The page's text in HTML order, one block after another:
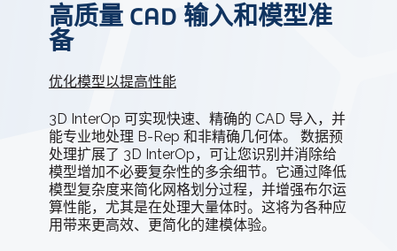
高质量 CAD 输入和模型准
备
优化模型以提高性能
3D InterOp 可实现快速、精确的 CAD 导入，并
能专业地处理 B-Rep 和非精确几何体。 数据预
处理扩展了 3D InterOp，可让您识别并消除给
模型增加不必要复杂性的多余细节。它通过降低
模型复杂度来简化网格划分过程，并增强布尔运
算性能，尤其是在处理大量体时。这将为各种应
用带来更高效、更简化的建模体验。